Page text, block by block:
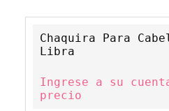
Chaquira Para
Libra
Ingrese a su
precio